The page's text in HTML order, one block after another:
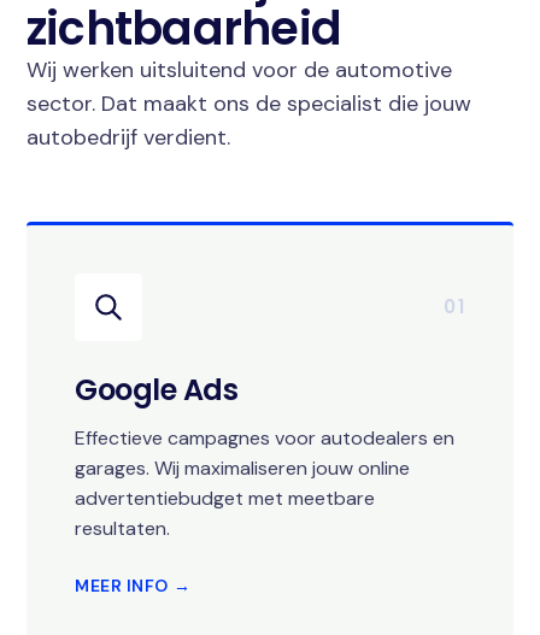
zichtbaarheid
Wij werken uitsluitend voor de automotive
sector. Dat maakt ons de specialist die jouw
autobedrijf verdient.
01
Google Ads
Effectieve campagnes voor autodealers en
garages. Wij maximaliseren jouw online
advertentiebudget met meetbare
resultaten.
MEER INFO →